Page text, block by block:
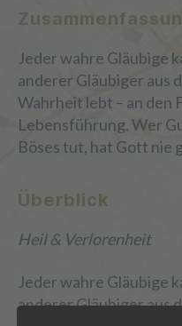
Jeder wahre Gläubige
anderer Gläubiger aus
Wahrheit lebt – an den
Lebensführung. Wer
Böses tut, hat Gott nie
Überblick
Heil & Verlorenheit
Jeder wahre Gläubige
anderer Gläubiger aus